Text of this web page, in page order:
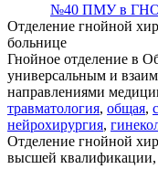
№40 ПМУ в
Отделение гнойной
больнице
Гнойное отделение в
универсальным и
направлениями
травматология, общая,
нейрохирургия,
Отделение гнойной
высшей квалификации,